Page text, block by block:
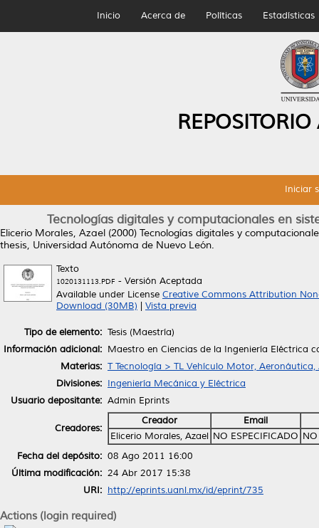
Inicio Acerca de Políticas Estadísticas
Iniciar
Tecnologías digitales y computacionales en
Elicerio Morales, Azael (2000) Tecnologías digitales y
thesis, Universidad Autónoma de Nuevo León.
Texto
1020131113.PDF - Versión Aceptada
Available under License Creative Commons Attribution
Download (30MB)
Vista previa
Tipo de elemento: Tesis (Maestría)
Información adicional: Maestro en Ciencias de la Ingeniería Eléctrica
Materias: T Tecnología > TL Vehículo Motor,
Divisiones: Ingeniería Mecánica y Eléctrica
Usuario depositante: Admin Eprints
Creadores:
Creador
Email
Elicerio Morales, Azael NO ESPECIFICADO
Fecha del depósito: 08 Ago 2011 16:00
Última modificación: 24 Abr 2017 15:38
URI: http://eprints.uanl.mx/id/eprint/735
Actions (login required)